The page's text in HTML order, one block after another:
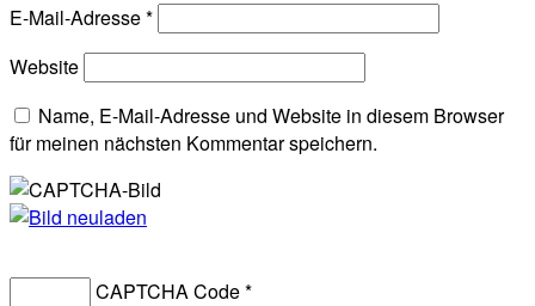
E-Mail-Adresse*
Website
Name, E-Mail-Adresse und Website in diesem Browser
für meinen nächsten Kommentar speichern.
CAPTCHA Code*